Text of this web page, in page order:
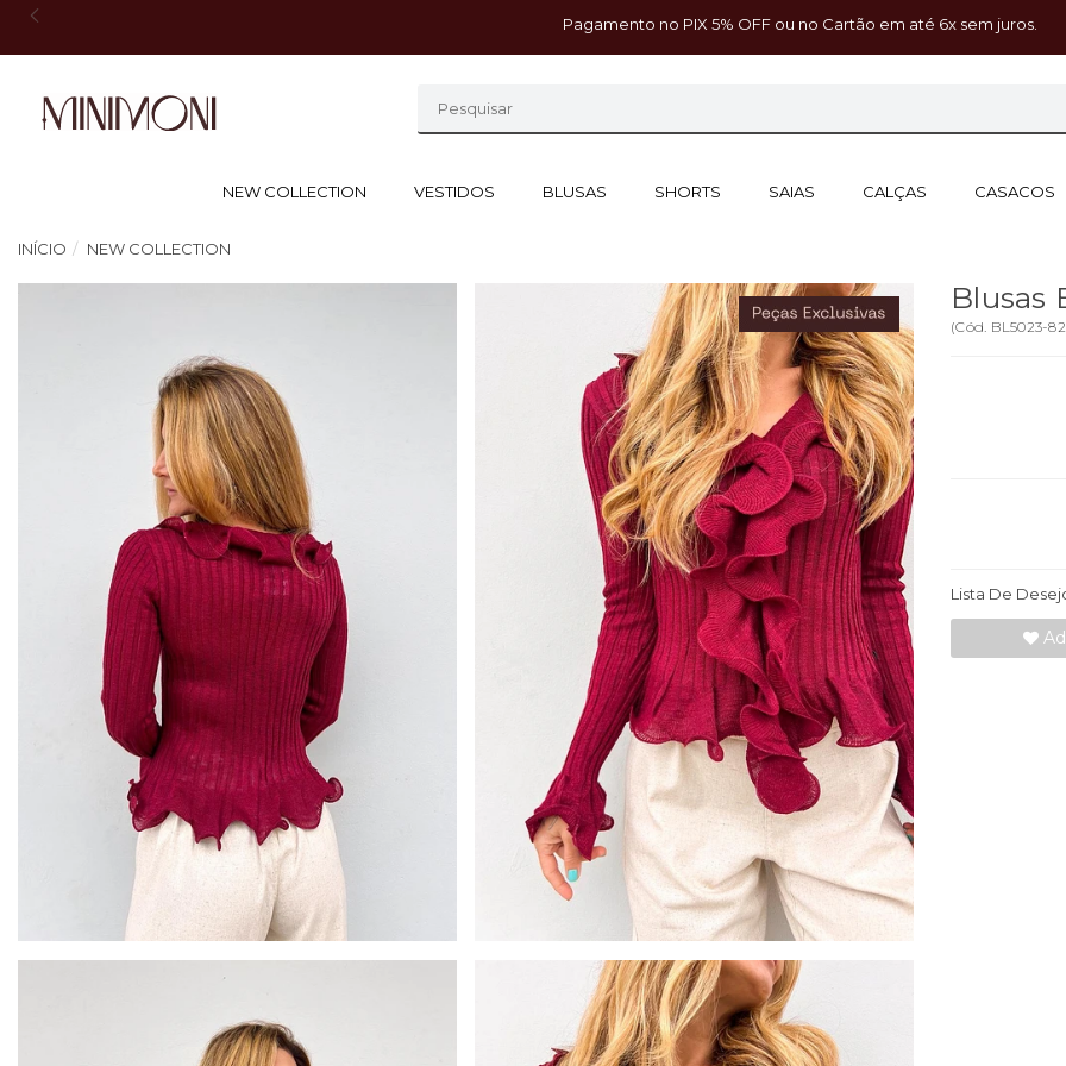
Pagamento no PIX 5% OFF ou no Cartão em até 6x sem juros.
NEW COLLECTION VESTIDOS BLUSAS SHORTS SAIAS CALÇAS CASACOS
INÍCIO NEW COLLECTION
Blusas
(Cód. BL5023-
Lista De